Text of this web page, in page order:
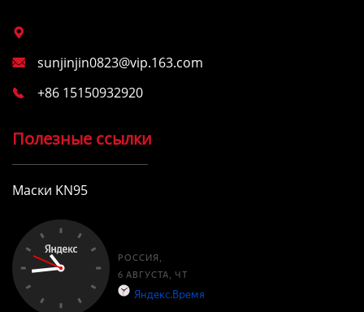

 sunjinjin0823@vip.163.com
 +86 15150932920
Полезные ссылки
Маски KN95